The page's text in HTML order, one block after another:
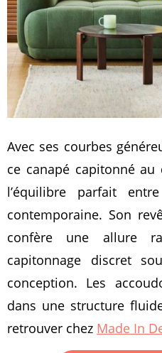
Avec ses courbes
ce canapé capitonné
l’équilibre parfait
contemporaine. Son
confère une allure
capitonnage discret
conception. Les
dans une structure
retrouver chez Made In